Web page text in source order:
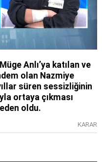
Anlı’ya katılan ve
olan Nazmiye
süren sessizliğinin
ortaya çıkması
oldu.
KARAR